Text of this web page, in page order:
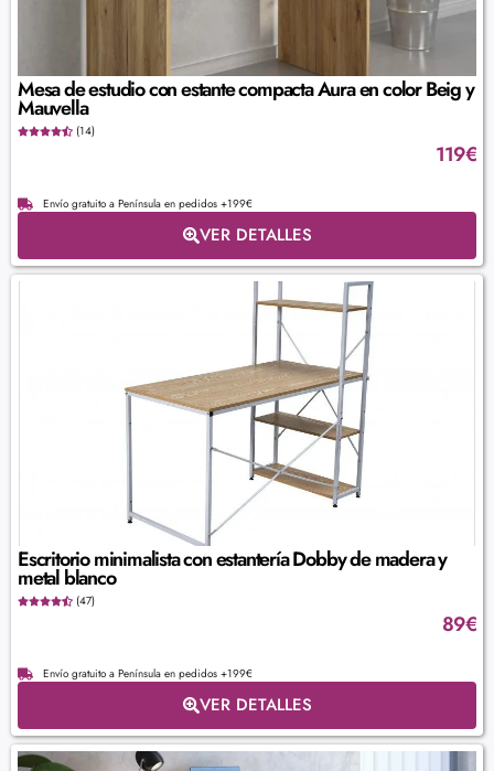
Mesa de estudio con estante compacta Aura en color Beig y
Mauvella
(14)
119€
Envío gratuito a Península en pedidos +199€
VER DETALLES
Escritorio minimalista con estantería Dobby de madera y
metal blanco
(47)
89€
Envío gratuito a Península en pedidos +199€
VER DETALLES